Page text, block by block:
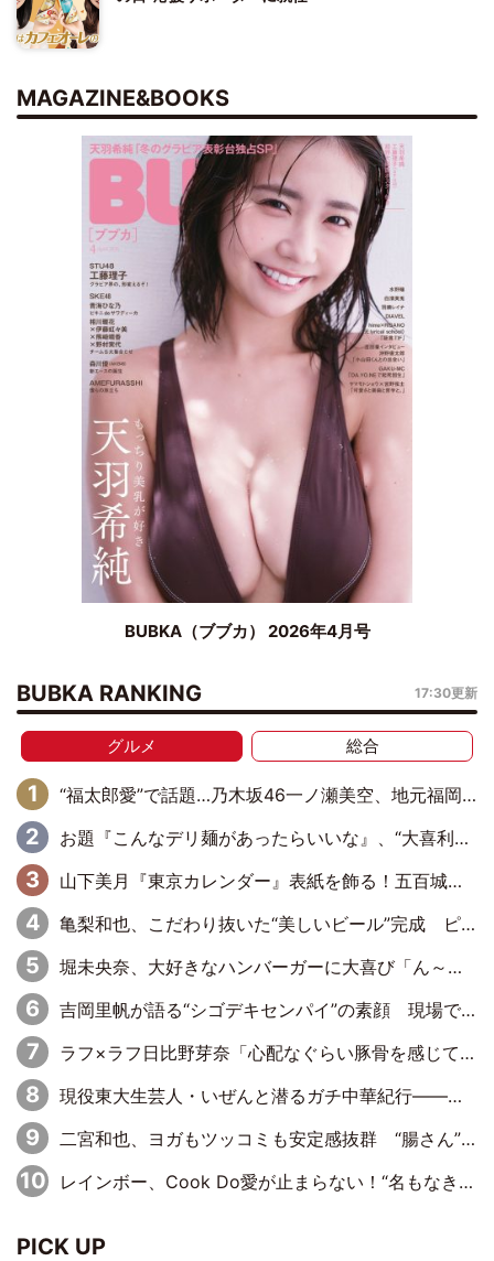
MAGAZINE&BOOKS
BUBKA（ブブカ） 2026年4月号
BUBKA RANKING 17:30更新
グルメ 総合
“福太郎愛”で話題…乃木坂46一ノ瀬美空、地元福岡『めんべい25周年トップサポーター』に就任
お題『こんなデリ麺があったらいいな』、“大喜利アイドル”ラフ×ラフ日比野芽奈が出した回答は
山下美月『東京カレンダー』表紙を飾る！五百城茉央の朝食グラビアも
亀梨和也、こだわり抜いた“美しいビール”完成 ピンクゴールドの色味にも想いを込めて
堀未央奈、大好きなハンバーガーに大喜び「ん～！めちゃくちゃジューシー！ 」
吉岡里帆が語る“シゴデキセンパイ”の素顔 現場ではカチッ、家ではふわふわ・もちもち
ラフ×ラフ日比野芽奈「心配なぐらい豚骨を感じていて…このまま握手会はちょっと厳しいかな」
現役東大生芸人・いぜんと潜るガチ中華紀行――「牙籤肉」「焼猪腰」「錫紙龍蝦尾」これ読めますか？
二宮和也、ヨガもツッコミも安定感抜群 “腸さん”との掛け合いにほっこり新CM
レインボー、Cook Do愛が止まらない！“名もなき炒め物”を救う99メニューに大興奮
PICK UP